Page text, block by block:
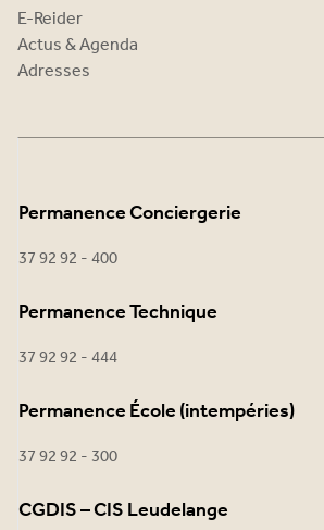
E-Reider
Actus & Agenda
Adresses
Permanence Conciergerie
37 92 92 - 400
Permanence Technique
37 92 92 - 444
Permanence École (intempéries)
37 92 92 - 300
CGDIS – CIS Leudelange